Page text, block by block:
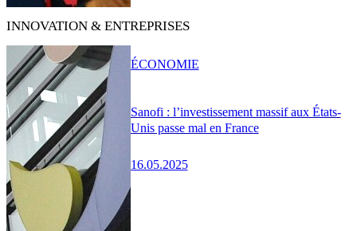
INNOVATION & ENTREPRISES
Sanofi : l’investissement massif aux États-
Unis passe mal en France
16.05.2025
ÉCONOMIE